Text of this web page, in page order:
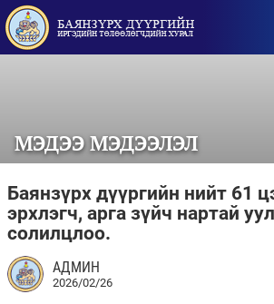
МЭДЭЭ МЭДЭЭЛЭЛ
Баянзүрх дүүргийн нийт 61
эрхлэгч, арга зүйч нартай
солилцлоо.
АДМИН
2026/02/26